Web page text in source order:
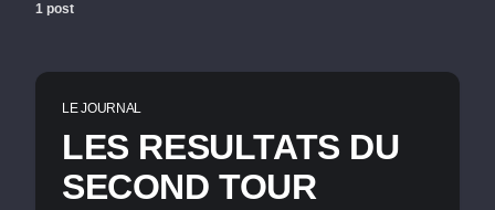
1 post
LE JOURNAL
LES RESULTATS DU
SECOND TOUR